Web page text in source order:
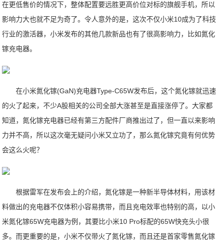
在更低售价的情况下，整体配置要远胜更高价位对标的旗舰手机，所以
影响力大也就不足为奇了。令人意外的是，这次不仅小米10成为了科技
行业的激活器，小米发布的其他几款新品也有了很高影响力，比如氮化
镓充电器。
在小米氮化镓(GaN)充电器Type-C65W发布后，这个氮化镓就迅速
的火了起来，不少A股相关的公司全部大涨甚至是直接涨停了。大家都
知道，氮化镓充电器已经有第三方配件厂商推出过了，但一直以来影响
力并不高，所以这次毫无疑问小米又立功了，那么氮化镓究竟有何优势
会这么火呢？
根据雷军在发布会上的介绍，氮化镓是一种新半导体材料，用该材
料做出的充电器不仅体积小容易携带，而且充电效率也特别的高，以小
米氮化镓65W充电器为例，其要比小米10 Pro标配的65W快充头小很
多。而更重要的是，小米不仅带火了氮化镓，而且还是首家零售氮化镓